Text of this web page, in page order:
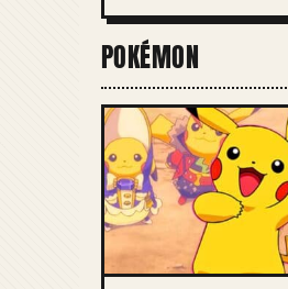
POKÉMON